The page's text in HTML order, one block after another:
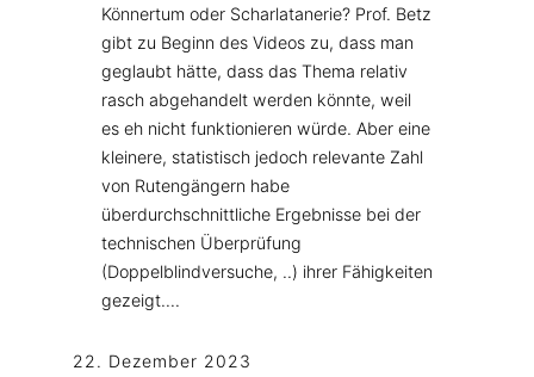
Könnertum oder Scharlatanerie? Prof. Betz
gibt zu Beginn des Videos zu, dass man
geglaubt hätte, dass das Thema relativ
rasch abgehandelt werden könnte, weil
es eh nicht funktionieren würde. Aber eine
kleinere, statistisch jedoch relevante Zahl
von Rutengängern habe
überdurchschnittliche Ergebnisse bei der
technischen Überprüfung
(Doppelblindversuche, ..) ihrer Fähigkeiten
gezeigt.…
22. Dezember 2023